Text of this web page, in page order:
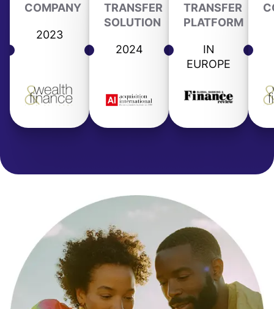
COMPANY
2023
TRANSFER
SOLUTION
2024
TRANSFER
PLATFORM
IN
EUROPE